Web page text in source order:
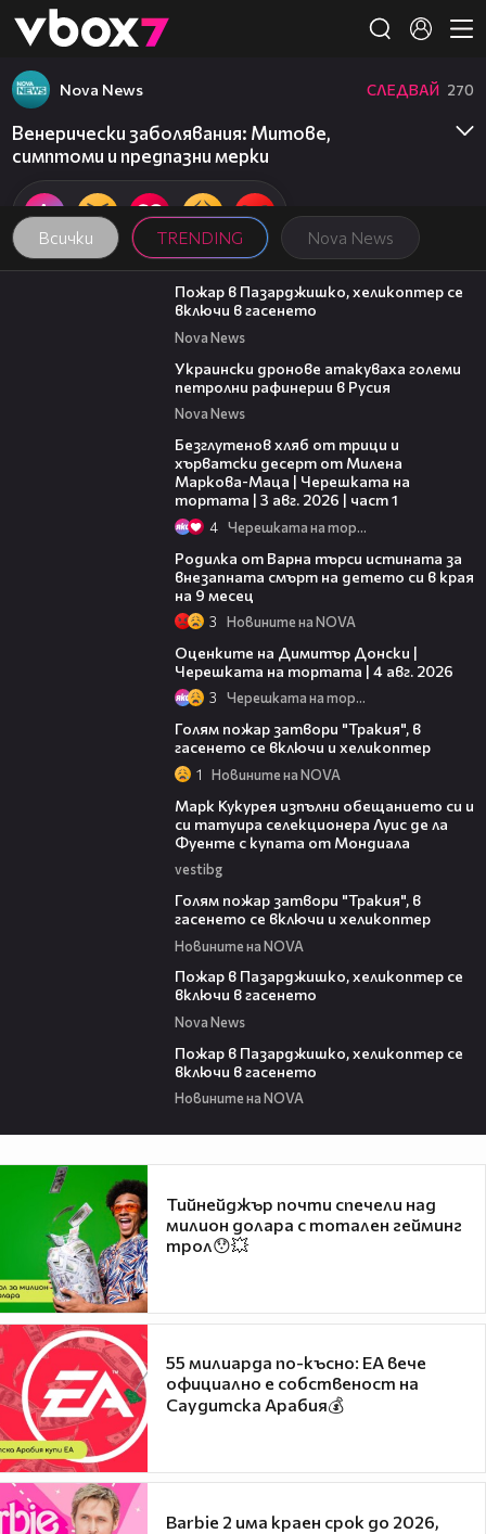
👾
Всички TRENDING Nova News
Nova News СЛЕДВАЙ 270
Венерически заболявания: Митове,
симптоми и предпазни мерки
00:39
Пожар в Пазарджишко, хеликоптер се
включи в гасенето
Nova News
Украински дронове атакуваха големи
петролни рафинерии в Русия
Nova News
Безглутенов хляб от трици и
хърватски десерт от Милена
Маркова-Маца | Черешката на
тортата | 3 авг. 2026 | част 1
4 Черешката на тортата
Родилка от Варна търси истината за
внезапната смърт на детето си в края
на 9 месец
3 Новините на NOVA
Оценките на Димитър Донски |
Черешката на тортата | 4 авг. 2026
3 Черешката на тортата
Голям пожар затвори "Тракия", в
гасенето се включи и хеликоптер
1 Новините на NOVA
Марк Кукурея изпълни обещанието си и
си татуира селекционера Луис де ла
Фуенте с купата от Мондиала
vestibg
Голям пожар затвори "Тракия", в
гасенето се включи и хеликоптер
Новините на NOVA
Пожар в Пазарджишко, хеликоптер се
включи в гасенето
Nova News
Пожар в Пазарджишко, хеликоптер се
включи в гасенето
Новините на NOVA
Тийнейджър почти спечели над
милион долара с тотален гейминг
трол😯💥
55 милиарда по-късно: EA вече
официално е собственост на
Саудитска Арабия💰
Barbie 2 има краен срок до 2026,